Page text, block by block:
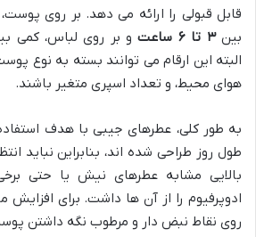
قابل قبولی را ارائه می دهد. بر روی
بین۳ تا ۶ ساعت
و بر روی لباس، کمی
البته این ارقام می توانند بسته به نوع
هوای محیط، و تعداد اسپری متغیر باشند.
به طور کلی، عطرهای جیبی با هدف
طول روز طراحی شده اند، بنابراین نباید
بالایی مشابه عطرهای نیش یا حتی
ادوپرفیوم را از آن ها داشت. برای افزایش
روی نقاط نبض دار و مرطوب نگه داشتن